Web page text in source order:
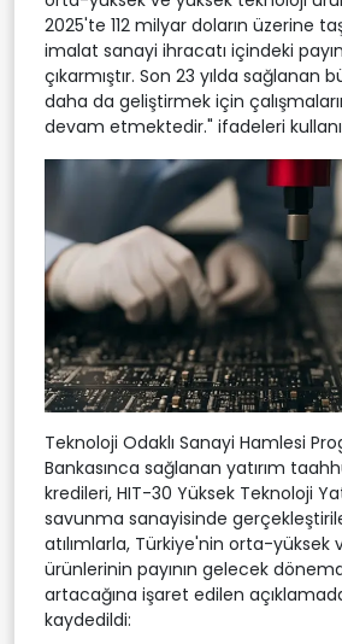
2025'te 112 milyar doların üzerine
imalat sanayi ihracatı içindeki
çıkarmıştır. Son 23 yılda sağlanan
daha da geliştirmek için
devam etmektedir." ifadeleri
Teknoloji Odaklı Sanayi Hamlesi
Bankasınca sağlanan yatırım
kredileri, HIT-30 Yüksek Teknoloji
savunma sanayisinde
atılımlarla, Türkiye'nin orta-yüksek
ürünlerinin payının gelecek
artacağına işaret edilen
kaydedildi: